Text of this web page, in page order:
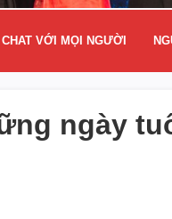
CHAT VỚI MỌI NGƯỜI
ngày